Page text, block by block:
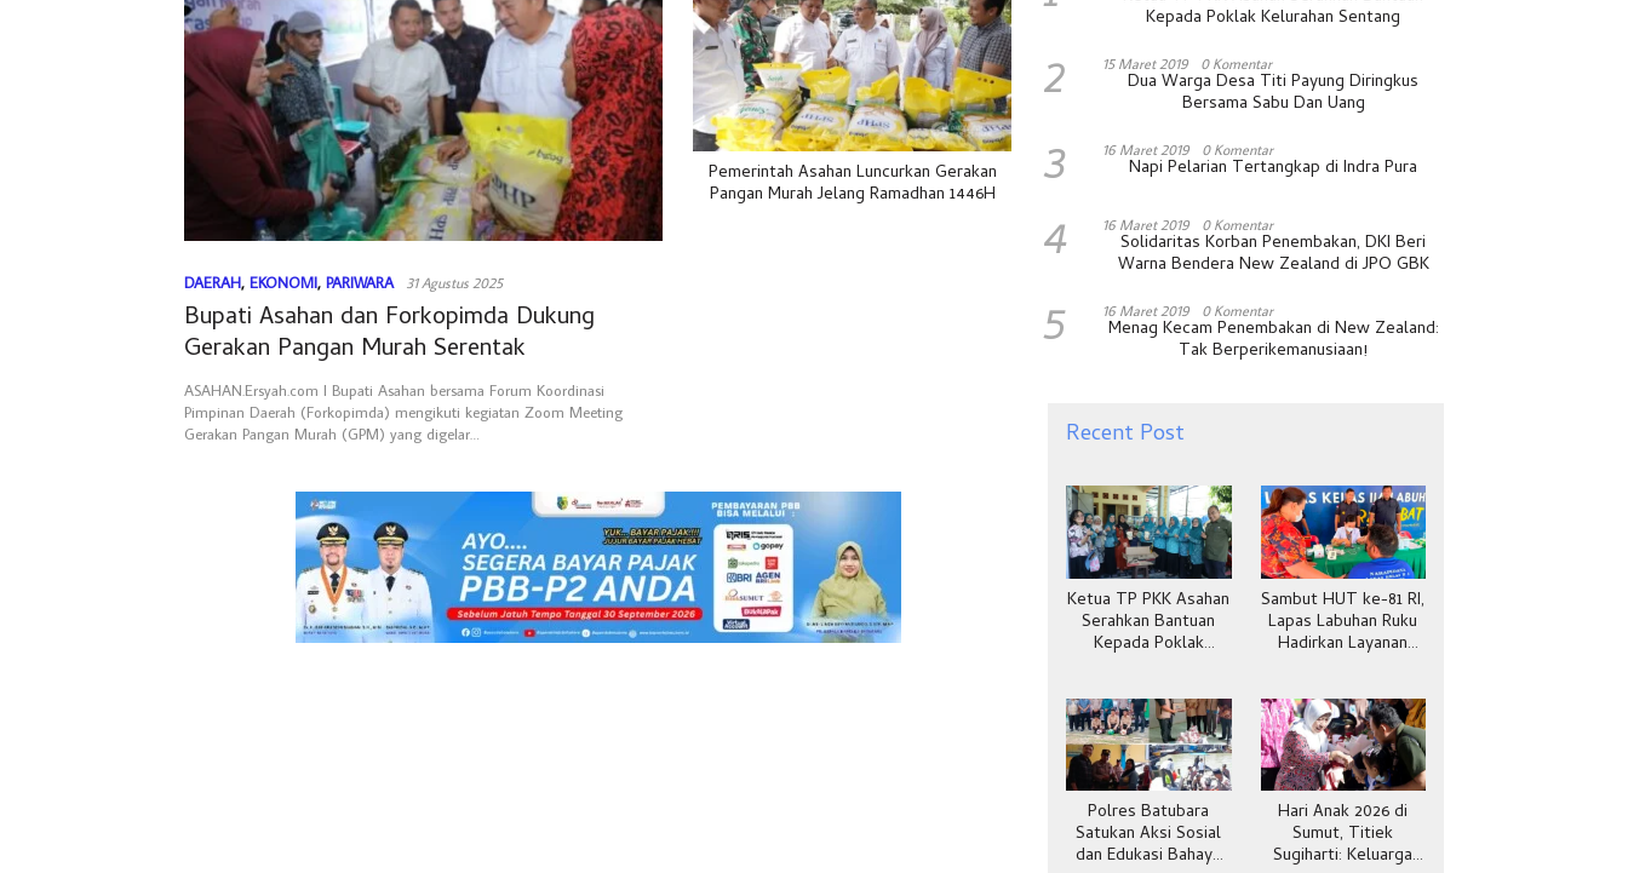
DAERAH, EKONOMI, PARIWARA 31 Agustus 2025
Bupati Asahan dan Forkopimda Dukung
Gerakan Pangan Murah Serentak
ASAHAN.Ersyah.com l Bupati Asahan bersama Forum Koordinasi
Pimpinan Daerah (Forkopimda) mengikuti kegiatan Zoom Meeting
Gerakan Pangan Murah (GPM) yang digelar…
Pemerintah Asahan Luncurkan Gerakan
Pangan Murah Jelang Ramadhan 1446H
Kepada Poklak Kelurahan Sentang
2 15 Maret 2019 0 Komentar
Dua Warga Desa Titi Payung Diringkus
Bersama Sabu Dan Uang
3 16 Maret 2019 0 Komentar
Napi Pelarian Tertangkap di Indra Pura
4 16 Maret 2019 0 Komentar
Solidaritas Korban Penembakan, DKI Beri
Warna Bendera New Zealand di JPO GBK
5 16 Maret 2019 0 Komentar
Menag Kecam Penembakan di New Zealand:
Tak Berperikemanusiaan!
Recent Post
Ketua TP PKK Asahan
Serahkan Bantuan
Kepada Poklak
Sambut HUT ke-81 RI,
Lapas Labuhan Ruku
Hadirkan Layanan
Polres Batubara
Satukan Aksi Sosial
dan Edukasi Bahaya
Hari Anak 2026 di
Sumut, Titiek
Sugiharti: Keluarga